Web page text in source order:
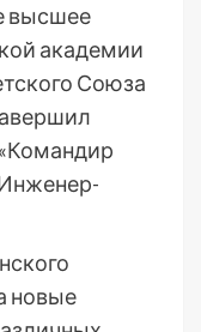
высшее
академии
Союза
новые